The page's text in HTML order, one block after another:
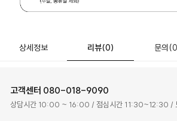
상세정보 리뷰(0) 문의
고객센터 080-018-9090
상담시간 10:00 ~ 16:00 / 점심시간 11:30~12:30 /